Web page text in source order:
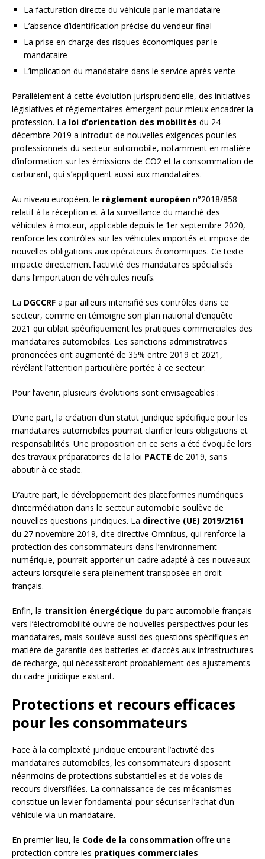
La facturation directe du véhicule par le mandataire
L’absence d’identification précise du vendeur final
La prise en charge des risques économiques par le
mandataire
L’implication du mandataire dans le service après-vente
Parallèlement à cette évolution jurisprudentielle, des initiatives
législatives et réglementaires émergent pour mieux encadrer la
profession. La loi d’orientation des mobilités du 24
décembre 2019 a introduit de nouvelles exigences pour les
professionnels du secteur automobile, notamment en matière
d’information sur les émissions de CO2 et la consommation de
carburant, qui s’appliquent aussi aux mandataires.
Au niveau européen, le règlement européen n°2018/858
relatif à la réception et à la surveillance du marché des
véhicules à moteur, applicable depuis le 1er septembre 2020,
renforce les contrôles sur les véhicules importés et impose de
nouvelles obligations aux opérateurs économiques. Ce texte
impacte directement l’activité des mandataires spécialisés
dans l’importation de véhicules neufs.
La DGCCRF a par ailleurs intensifié ses contrôles dans ce
secteur, comme en témoigne son plan national d’enquête
2021 qui ciblait spécifiquement les pratiques commerciales des
mandataires automobiles. Les sanctions administratives
prononcées ont augmenté de 35% entre 2019 et 2021,
révélant l’attention particulière portée à ce secteur.
Pour l’avenir, plusieurs évolutions sont envisageables :
D’une part, la création d’un statut juridique spécifique pour les
mandataires automobiles pourrait clarifier leurs obligations et
responsabilités. Une proposition en ce sens a été évoquée lors
des travaux préparatoires de la loi PACTE de 2019, sans
aboutir à ce stade.
D’autre part, le développement des plateformes numériques
d’intermédiation dans le secteur automobile soulève de
nouvelles questions juridiques. La directive (UE) 2019/2161
du 27 novembre 2019, dite directive Omnibus, qui renforce la
protection des consommateurs dans l’environnement
numérique, pourrait apporter un cadre adapté à ces nouveaux
acteurs lorsqu’elle sera pleinement transposée en droit
français.
Enfin, la transition énergétique du parc automobile français
vers l’électromobilité ouvre de nouvelles perspectives pour les
mandataires, mais soulève aussi des questions spécifiques en
matière de garantie des batteries et d’accès aux infrastructures
de recharge, qui nécessiteront probablement des ajustements
du cadre juridique existant.
Protections et recours efficaces
pour les consommateurs
Face à la complexité juridique entourant l’activité des
mandataires automobiles, les consommateurs disposent
néanmoins de protections substantielles et de voies de
recours diversifiées. La connaissance de ces mécanismes
constitue un levier fondamental pour sécuriser l’achat d’un
véhicule via un mandataire.
En premier lieu, le Code de la consommation offre une
protection contre les pratiques commerciales